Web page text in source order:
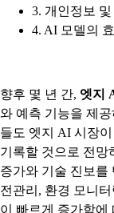
3. 개인정보
4. AI 모델의
향후 몇 년 간, 엣지
와 예측 기능을 제
들도 엣지 AI 시장
기록할 것으로 전망
증가와 기술 진보를
전관리, 환경 모니
이 빠르게 증가함에